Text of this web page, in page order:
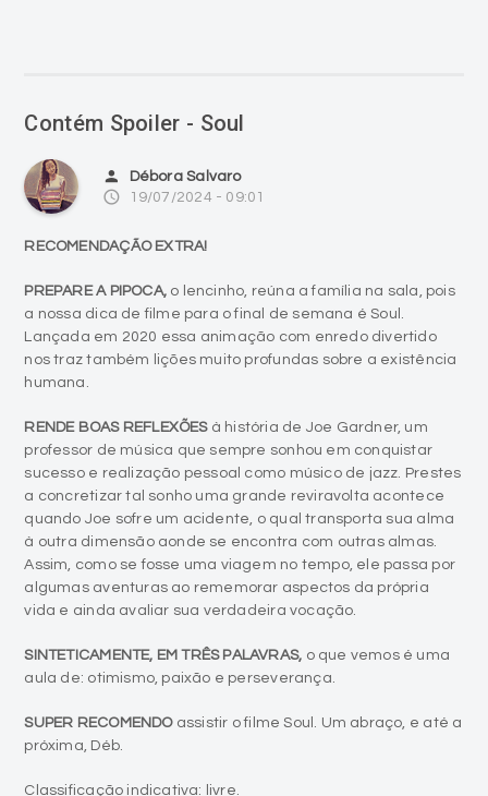
Contém Spoiler - Soul
person Débora Salvaro
access_time 19/07/2024 - 09:01
RECOMENDAÇÃO EXTRA!
PREPARE A PIPOCA,o lencinho, reúna a família na sala, pois
a nossa dica de filme para o final de semana é Soul.
Lançada em 2020 essa animação com enredo divertido
nos traz também lições muito profundas sobre a existência
humana.
RENDE BOAS REFLEXÕESà história de Joe Gardner, um
professor de música que sempre sonhou em conquistar
sucesso e realização pessoal como músico de jazz. Prestes
a concretizar tal sonho uma grande reviravolta acontece
quando Joe sofre um acidente, o qual transporta sua alma
à outra dimensão aonde se encontra com outras almas.
Assim, como se fosse uma viagem no tempo, ele passa por
algumas aventuras ao rememorar aspectos da própria
vida e ainda avaliar sua verdadeira vocação.
SINTETICAMENTE, EM TRÊS PALAVRAS, o que vemos é uma
aula de: otimismo, paixão e perseverança.
SUPER RECOMENDOassistir o filme Soul. Um abraço, e até a
próxima, Déb.
Classificação indicativa: livre.